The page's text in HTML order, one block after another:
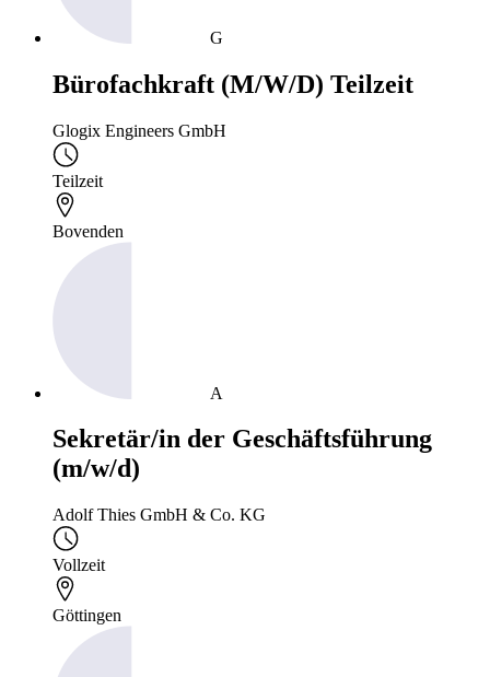
G
Bürofachkraft (M/W/D) Teilzeit
Glogix Engineers GmbH
Teilzeit
Bovenden
A
Sekretär/in der Geschäftsführung
(m/w/d)
Adolf Thies GmbH & Co. KG
Vollzeit
Göttingen